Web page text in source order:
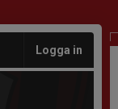
Logga in